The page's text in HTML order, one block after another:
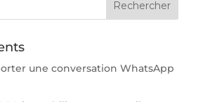
une conversation WhatsApp